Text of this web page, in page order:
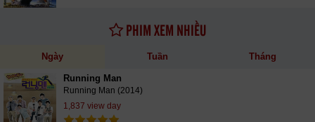
PHIM XEM NHIỀU
Ngày Tuần Tháng
Running Man
Running Man (2014)
1,837 view day